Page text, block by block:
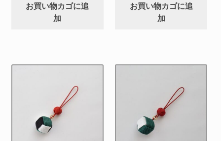
お買い物カゴに追
加
お買い物カゴに追
加